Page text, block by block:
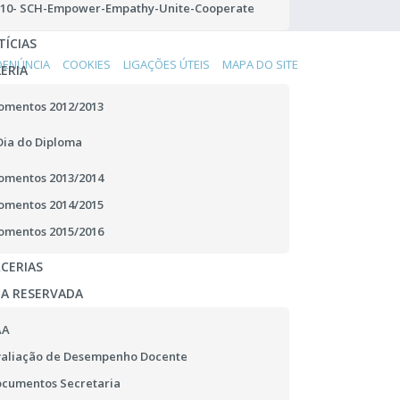
SCH-Empower-Empathy-Unite-Cooperate
2012/2013
do Diploma
2013/2014
2014/2015
2015/2016
RESERVADA
de Desempenho Docente
Secretaria
COOKIES LIGAÇÕES ÚTEIS MAPA DO SITE